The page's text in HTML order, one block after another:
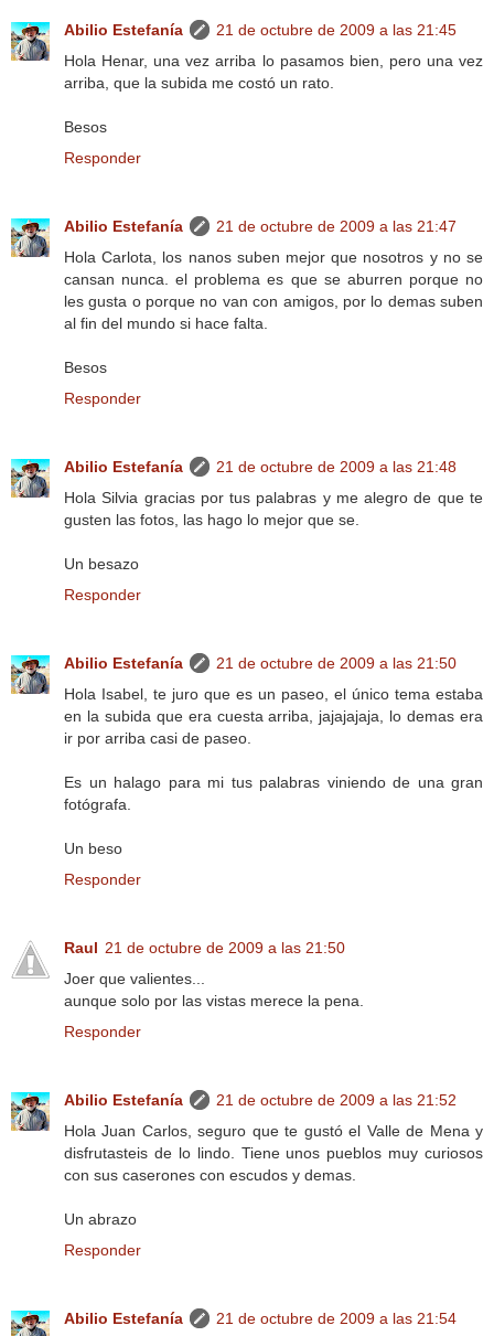
Abilio Estefanía
21 de octubre de 2009 a las 21:45
Hola Henar, una vez arriba lo pasamos bien, pero una vez
arriba, que la subida me costó un rato.
Besos
Responder
Abilio Estefanía
21 de octubre de 2009 a las 21:47
Hola Carlota, los nanos suben mejor que nosotros y no se
cansan nunca. el problema es que se aburren porque no
les gusta o porque no van con amigos, por lo demas suben
al fin del mundo si hace falta.
Besos
Responder
Abilio Estefanía
21 de octubre de 2009 a las 21:48
Hola Silvia gracias por tus palabras y me alegro de que te
gusten las fotos, las hago lo mejor que se.
Un besazo
Responder
Abilio Estefanía
21 de octubre de 2009 a las 21:50
Hola Isabel, te juro que es un paseo, el único tema estaba
en la subida que era cuesta arriba, jajajajaja, lo demas era
ir por arriba casi de paseo.
Es un halago para mi tus palabras viniendo de una gran
fotógrafa.
Un beso
Responder
Raul 21 de octubre de 2009 a las 21:50
Joer que valientes...
aunque solo por las vistas merece la pena.
Responder
Abilio Estefanía
21 de octubre de 2009 a las 21:52
Hola Juan Carlos, seguro que te gustó el Valle de Mena y
disfrutasteis de lo lindo. Tiene unos pueblos muy curiosos
con sus caserones con escudos y demas.
Un abrazo
Responder
Abilio Estefanía 21 de octubre de 2009 a las 21:54